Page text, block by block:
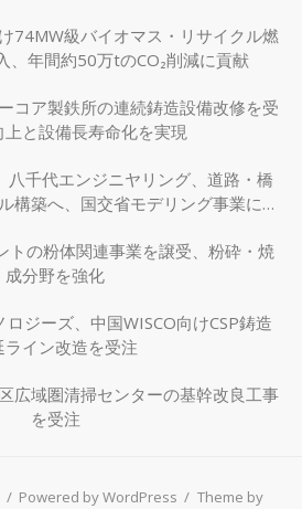
74MW級バイオマス・リサイクル燃
、年間約50万tのCO₂削減に貢献
コア製鉄所の連続鋳造設備改修を受
と設備長寿命化を実現
八千代エンジニヤリング、道路・橋
構築へ、国交省モデリング事業に採
トの粉体関連事業を譲受、粉砕・焼
成分野を強化
ジーズ、中国WISCO向けCSP鋳造
ライン改造を受注
広域圏清掃センターの基幹改良工事
を受注
/ Powered by WordPress / Theme by